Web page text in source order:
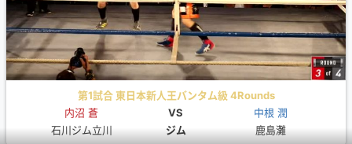
第1試合 東日本新人王バンタム級 4Rounds
内沼 蒼
VS
中根 潤
石川ジム立川
ジム 鹿島灘